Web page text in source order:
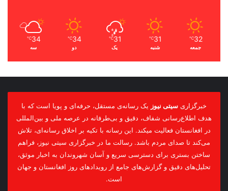
32
℃
جمعه
31
℃
شنبه
31
℃
یک
34
℃
دو
34
℃
سه
خبرگزاری سیتی نیوز یک رسانه‌ی مستقل، حرفه‌ای و پویا است که با
هدف اطلاع‌رسانی شفاف، دقیق و بی‌طرفانه در عرصه ملی و بین‌المللی
در افغانستان فعالیت میکند. این رسانه با تکیه بر اخلاق رسانه‌ای، تلاش
می‌کند تا صدای مردم باشد. رسالت ما در خبرگزاری سیتی نیوز، فراهم
ساختن بستری برای دسترسی سریع و آسان شهروندان به اخبار موثق،
تحلیل‌های دقیق و گزارش‌های جامع از رویدادهای روز افغانستان و جهان
است.